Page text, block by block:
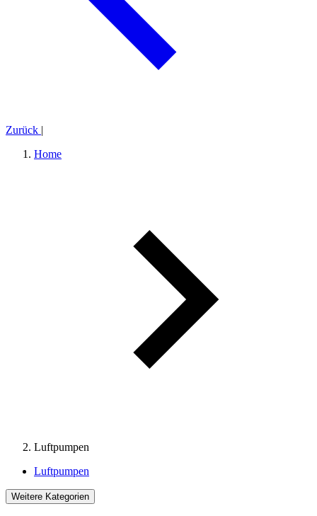
Zurück |
Home
Luftpumpen
Luftpumpen
Weitere Kategorien